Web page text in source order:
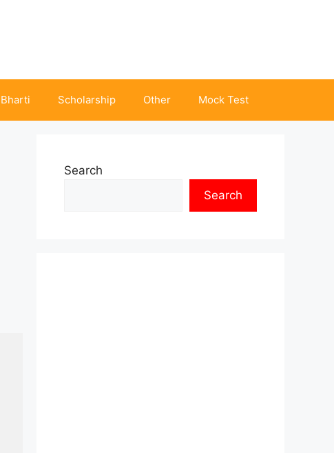
Bharti Scholarship Other Mock Test
Search
Search